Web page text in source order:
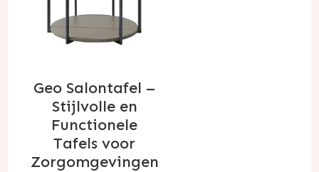
Geo Salontafel –
Stijlvolle en
Functionele
Tafels voor
Zorgomgevingen